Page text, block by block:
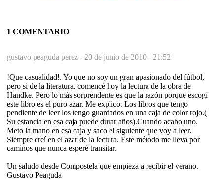
1 COMENTARIO
gustavo peaguda perez - 20 de junio de 2010 - 21:52
!Que casualidad!. Yo que no soy un gran apasionado del fútbol,
pero si de la literatura, comencé hoy la lectura de la obra de
Handke. Pero lo más sorprendente es que la razón porque escogí
este libro es el puro azar. Me explico. Los libros que tengo
pendiente de leer los tengo guardados en una caja de color rojo.(
Su estancia en esa caja puede durar años).Cuando acabo uno.
Meto la mano en esa caja y saco el siguiente que voy a leer.
Siempre creí en el azar de la lectura. Este método me lleva por
caminos que nunca esperé transitar.
Un saludo desde Compostela que empieza a recibir el verano.
Gustavo Peaguda